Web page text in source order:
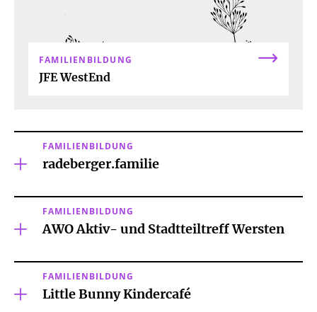
FAMILIENBILDUNG
JFE WestEnd
FAMILIENBILDUNG
radeberger.familie
FAMILIENBILDUNG
AWO Aktiv- und Stadtteiltreff Wersten
FAMILIENBILDUNG
Little Bunny Kindercafé